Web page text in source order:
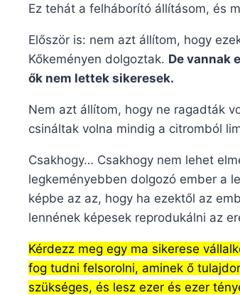
Ez tehát a felháborító állításom, és
Először is: nem azt állítom, hogy
Kőkeményen dolgoztak. De vannak
ők nem lettek sikeresek.
Nem azt állítom, hogy ne ragadták
csináltak volna mindig a citromból
Csakhogy… Csakhogy nem lehet
legkeményebben dolgozó ember a
képbe az az, hogy ha ezektől az
lennének képesek reprodukálni az
Kérdezz meg egy ma sikerese
fog tudni felsorolni, aminek ő
szükséges, és lesz ezer és ezer